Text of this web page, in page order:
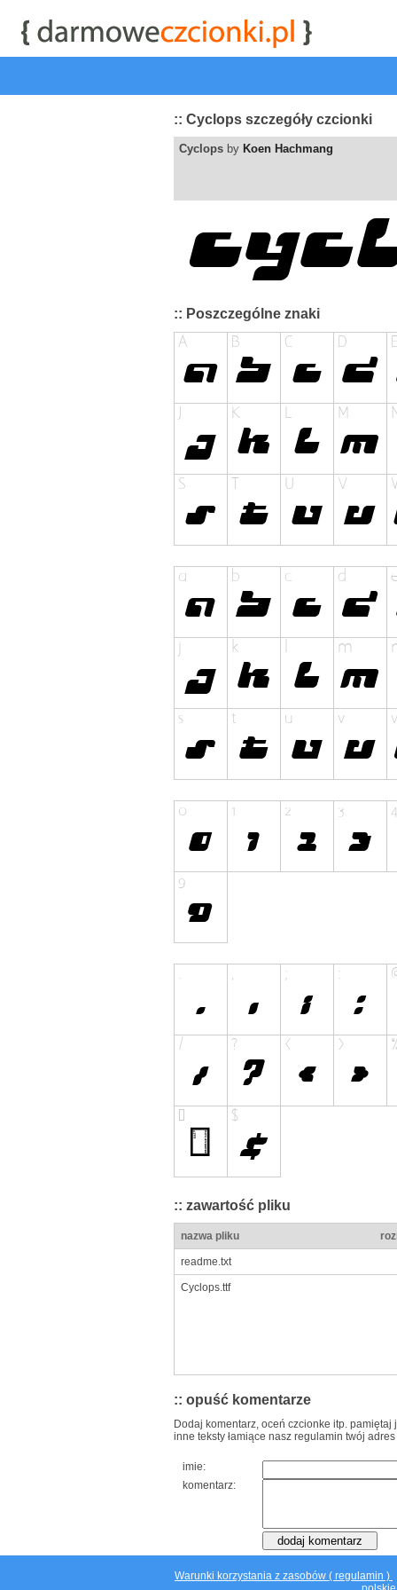
| przeglądaj najwyżej
:: Cyclops szczegóły czcionki
Cyclops by Koen Hachmang
:: Poszczególne znaki
:: zawartość pliku
nazwa pliku
readme.txt
Cyclops.ttf
:: opuść komentarze
Dodaj komentarz, oceń czcionke itp.
inne teksty łamiące nasz regulamin twój
imie:
komentarz:
Warunki korzystania z zasobów ( regulamin )